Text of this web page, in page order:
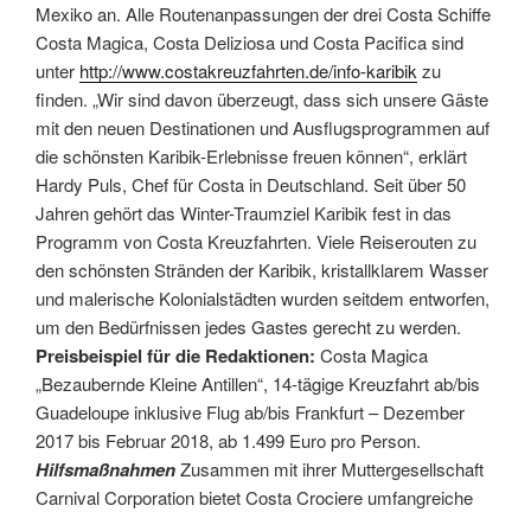
Mexiko an. Alle Routenanpassungen der drei Costa Schiffe
Costa Magica, Costa Deliziosa und Costa Pacifica sind
unter http://www.costakreuzfahrten.de/info-karibikzu
finden. „Wir sind davon überzeugt, dass sich unsere Gäste
mit den neuen Destinationen und Ausflugsprogrammen auf
die schönsten Karibik-Erlebnisse freuen können“, erklärt
Hardy Puls, Chef für Costa in Deutschland. Seit über 50
Jahren gehört das Winter-Traumziel Karibik fest in das
Programm von Costa Kreuzfahrten. Viele Reiserouten zu
den schönsten Stränden der Karibik, kristallklarem Wasser
und malerische Kolonialstädten wurden seitdem entworfen,
um den Bedürfnissen jedes Gastes gerecht zu werden.
Preisbeispiel für die Redaktionen: Costa Magica
„Bezaubernde Kleine Antillen“, 14-tägige Kreuzfahrt ab/bis
Guadeloupe inklusive Flug ab/bis Frankfurt – Dezember
2017 bis Februar 2018, ab 1.499 Euro pro Person.
HilfsmaßnahmenZusammen mit ihrer Muttergesellschaft
Carnival Corporation bietet Costa Crociere umfangreiche